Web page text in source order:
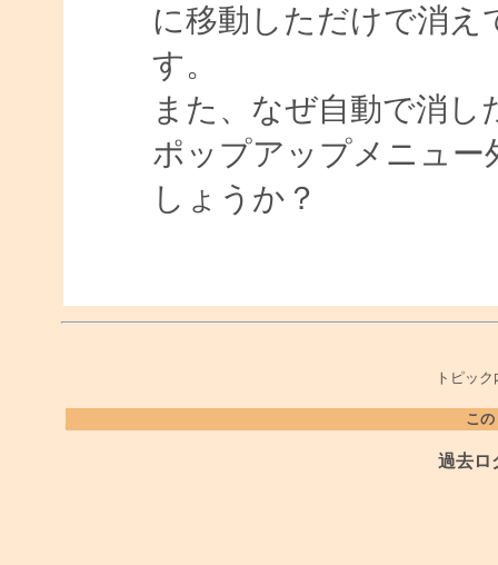
に移動しただけで消
す。
また、なぜ自動で消
ポップアップメニュ
しょうか？
トピッ
こ
過去ロ